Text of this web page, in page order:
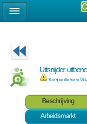
Uitsnijder-
Knelpuntberoep
Beschrijving
Arbeidsmarkt